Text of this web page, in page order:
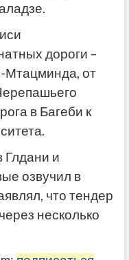
дороги –
Мтацминда, от
в Багеби к
Глдани и
озвучил в
что тендер
несколько